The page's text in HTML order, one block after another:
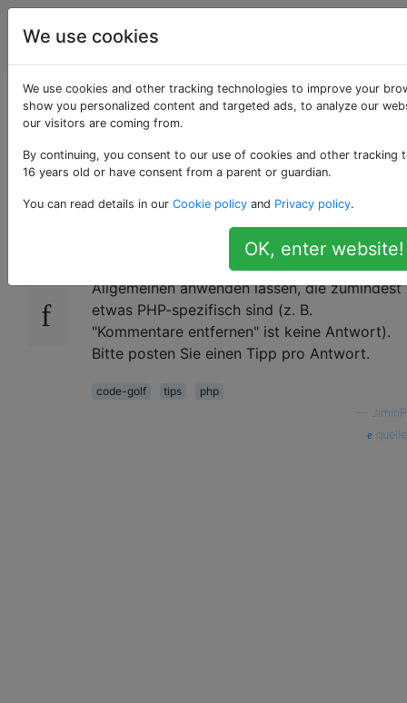
Programmierrätsel
& Code Golf
Tipps zum Golfen in
PHP
Welche allgemeinen Tipps haben Sie zum
Golfen in PHP? Ich bin auf der Suche nach
Ideen, die sich auf Code-Golf-Probleme im
Allgemeinen anwenden lassen, die zumindest
etwas PHP-spezifisch sind (z. B.
"Kommentare entfernen" ist keine Antwort).
Bitte posten Sie einen Tipp pro Antwort.
code-golf tips
php
JiminP
quelle
We use cookies
We use cookies and other tracking technologies to improve your
show you personalized content and targeted ads, to analyze our
our visitors are coming from.
By continuing, you consent to our use of cookies and other tracking
16 years old or have consent from a parent or guardian.
You can read details in our Cookie policy and Privacy policy.
OK, enter website!